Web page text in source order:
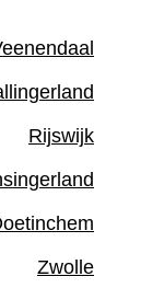
Rijswijk
Zwolle